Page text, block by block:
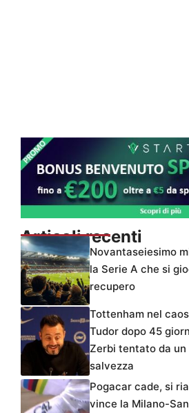
Articoli recenti
Novantaseiesimo
la Serie A che si
recupero
Tottenham nel
Tudor dopo 45
Zerbi tentato da un
salvezza
Pogacar cade, si
vince la Milano-